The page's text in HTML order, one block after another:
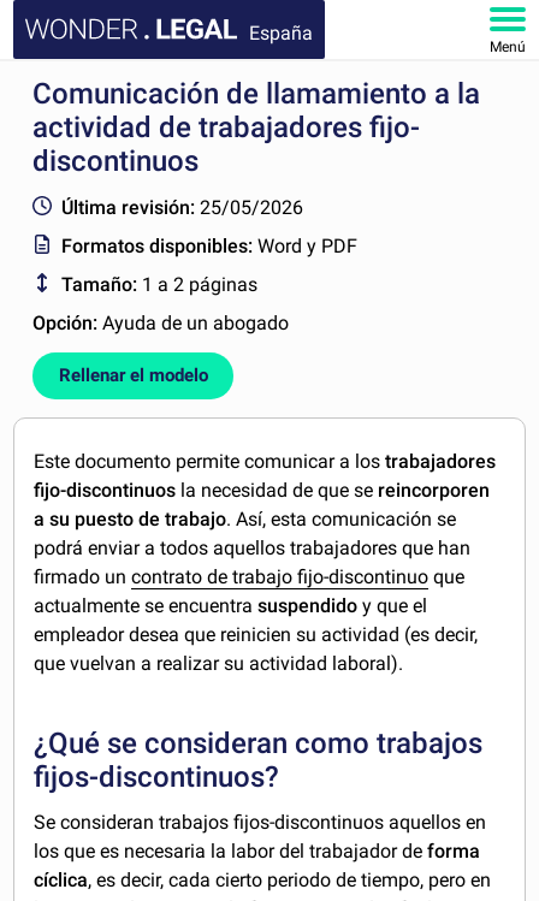
España
Menú
INICIO
DOCUMENTOS
FAQ
MI CUENTA
Comunicación de llamamiento a la
actividad de trabajadores fijo-
discontinuos
Última revisión: 25/05/2026
Formatos disponibles:Word y PDF
Tamaño: 1 a 2 páginas
Opción:Ayuda de un abogado
Rellenar el modelo
Este documento permite comunicar a lostrabajadores
fijo-discontinuos la necesidad de que se reincorporen
a su puesto de trabajo. Así, esta comunicación se
podrá enviar a todos aquellos trabajadores que han
firmado uncontrato de trabajo fijo-discontinuo que
actualmente se encuentrasuspendido y que el
empleador desea que reinicien su actividad (es decir,
que vuelvan a realizar su actividad laboral).
¿Qué se consideran como trabajos
fijos-discontinuos?
Se consideran trabajos fijos-discontinuos aquellos en
los que es necesaria la labor del trabajador deforma
cíclica, es decir, cada cierto periodo de tiempo, pero en